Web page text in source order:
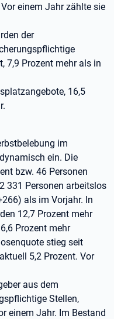
einem Jahr zählte sie
der
7,9 Prozent mehr als in
16,5
im
ein. Die
bzw. 46 Personen
331 Personen arbeitslos
als im Vorjahr. In
12,7 Prozent mehr
Prozent mehr
stieg seit
5,2 Prozent. Vor
aus dem
Stellen,
einem Jahr. Im Bestand